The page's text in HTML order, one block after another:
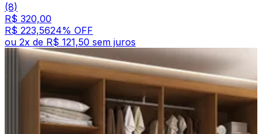
(8)
R$ 320,00
R$ 223,5624% OFF
ou 2x de R$ 121,50 sem juros